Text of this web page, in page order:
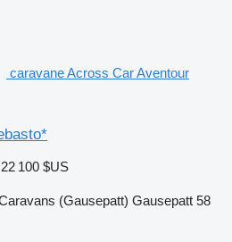
caravane Across Car Aventour
100 $US
(Gausepatt) Gausepatt 58